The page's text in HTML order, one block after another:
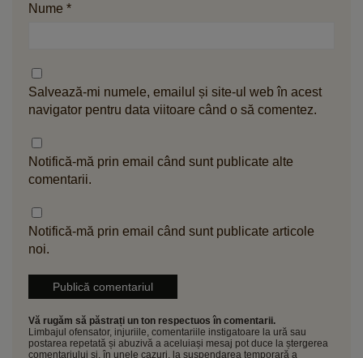
Nume *
Salvează-mi numele, emailul și site-ul web în acest
navigator pentru data viitoare când o să comentez.
Notifică-mă prin email când sunt publicate alte
comentarii.
Notifică-mă prin email când sunt publicate articole
noi.
Vă rugăm să păstrați un ton respectuos în comentarii.
Limbajul ofensator, injuriile, comentariile instigatoare la ură sau
postarea repetată și abuzivă a aceluiași mesaj pot duce la ștergerea
comentariului și, în unele cazuri, la suspendarea temporară a